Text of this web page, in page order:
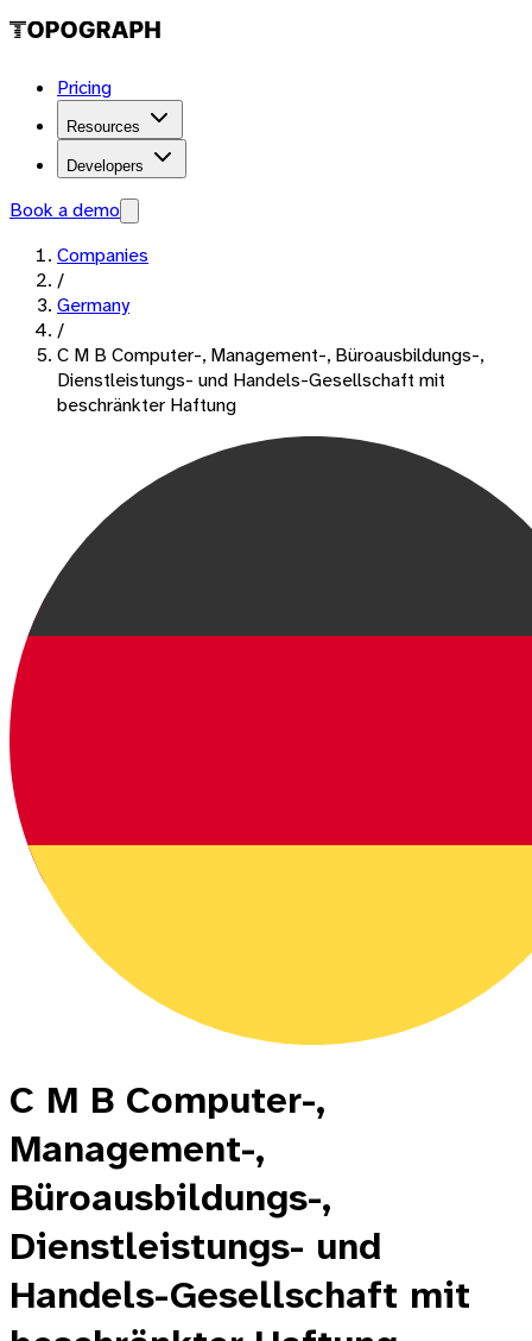
Pricing
Resources
Developers
Book a demo
Companies
/
Germany
/
C M B Computer-, Management-, Büroausbildungs-,
Dienstleistungs- und Handels-Gesellschaft mit
beschränkter Haftung
C M B Computer-,
Management-,
Büroausbildungs-,
Dienstleistungs- und
Handels-Gesellschaft mit